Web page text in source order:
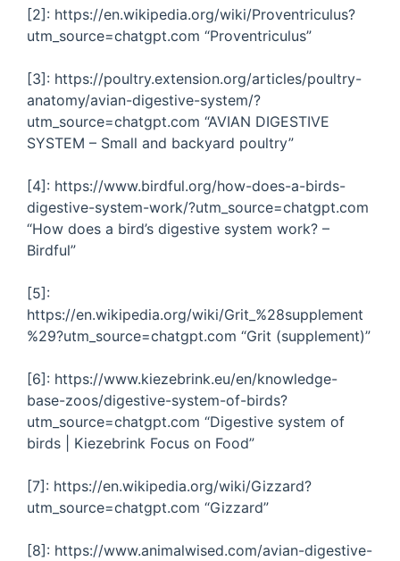
[2]: https://en.wikipedia.org/wiki/Proventriculus?
utm_source=chatgpt.com “Proventriculus”
[3]: https://poultry.extension.org/articles/poultry-
anatomy/avian-digestive-system/?
utm_source=chatgpt.com “AVIAN DIGESTIVE
SYSTEM – Small and backyard poultry”
[4]: https://www.birdful.org/how-does-a-birds-
digestive-system-work/?utm_source=chatgpt.com
“How does a bird’s digestive system work? –
Birdful”
[5]:
https://en.wikipedia.org/wiki/Grit_%28supplement
%29?utm_source=chatgpt.com “Grit (supplement)”
[6]: https://www.kiezebrink.eu/en/knowledge-
base-zoos/digestive-system-of-birds?
utm_source=chatgpt.com “Digestive system of
birds | Kiezebrink Focus on Food”
[7]: https://en.wikipedia.org/wiki/Gizzard?
utm_source=chatgpt.com “Gizzard”
[8]: https://www.animalwised.com/avian-digestive-